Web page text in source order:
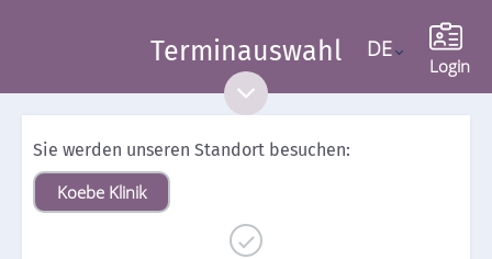
Terminauswahl DE Language
Login
Sie werden unseren Standort besuchen:
Koebe Klinik